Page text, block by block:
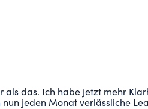
das. Ich habe jetzt mehr
jeden Monat verlässliche